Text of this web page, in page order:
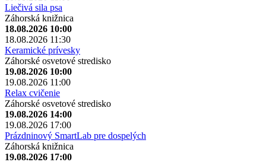
Liečivá sila psa
Záhorská knižnica
18.08.2026 10:00
18.08.2026 11:30
Keramické prívesky
Záhorské osvetové stredisko
19.08.2026 10:00
19.08.2026 11:00
Relax cvičenie
Záhorské osvetové stredisko
19.08.2026 14:00
19.08.2026 17:00
Prázdninový SmartLab pre dospelých
Záhorská knižnica
19.08.2026 17:00